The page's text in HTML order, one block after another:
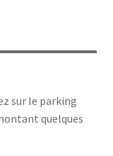
sur le parking
quelques